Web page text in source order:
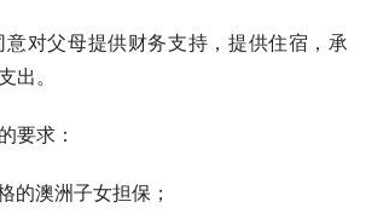
对父母提供财务支持，提供住宿，承
出。
要求：
的澳洲子女担保；